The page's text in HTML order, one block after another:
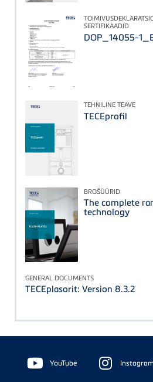
SERTIFIKAADID
DOP_14055-
TEHNILINE TEAVE
TECEprofil
BROŠÜÜRID
The complete
technology
GENERAL DOCUMENTS
TECEplasorit: Version 8.3.2
Floating
Sidebar YouTube